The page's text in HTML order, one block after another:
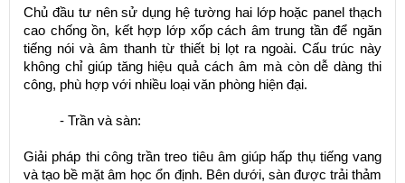
Chủ đầu tư nên sử dụng hệ tường hai lớp hoặc panel thạch
cao chống ồn, kết hợp lớp xốp cách âm trung tần để ngăn
tiếng nói và âm thanh từ thiết bị lọt ra ngoài. Cấu trúc này
không chỉ giúp tăng hiệu quả cách âm mà còn dễ dàng thi
công, phù hợp với nhiều loại văn phòng hiện đại.
- Trần và sàn:
Giải pháp thi công trần treo tiêu âm giúp hấp thụ tiếng vang
và tạo bề mặt âm học ổn định. Bên dưới, sàn được trải thảm